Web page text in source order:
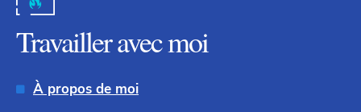
Travailler avec moi
À propos de moi